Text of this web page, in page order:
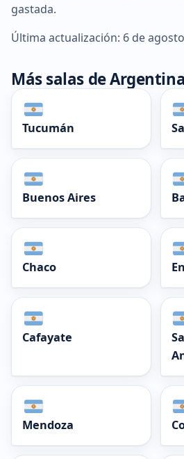
gastada.
Última actualización: 6 de
Más salas de Argentina
Tucumán
Buenos Aires
Chaco
Cafayate
Mendoza